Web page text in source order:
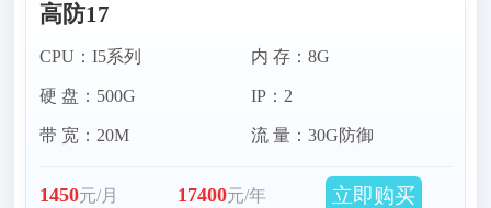
高防17
CPU：I5系列
硬 盘：500G
带 宽：20M
内 存：8G
IP：2
流 量：30G防御
1450元/月 17400元/年 立即购买